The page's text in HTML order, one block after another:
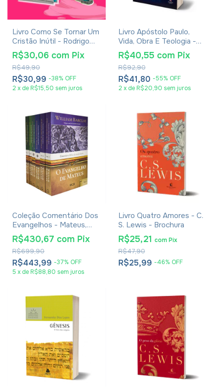
Livro Como Se Tornar Um
Cristão Inútil - Rodrigo
Bibo
R$30,99 -38% OFF
R$49,90
R$30,06 com Pix
2 x de R$15,50 sem juros
Livro Apóstolo Paulo,
Vida, Obra E Teologia -
Jürgen Becker
R$41,80 -55% OFF
R$92,90
R$40,55 com Pix
2 x de R$20,90 sem juros
Coleção Comentário Dos
Evangelhos - Mateus,
Marcos, Lucas e João -
William Barclay - 6
Volumes
R$443,99 -37% OFF
R$699,90
R$430,67 com Pix
5 x de R$88,80 sem juros
Livro Quatro Amores - C.
S. Lewis - Brochura
R$25,99 -46% OFF
R$47,90
R$25,21 com Pix